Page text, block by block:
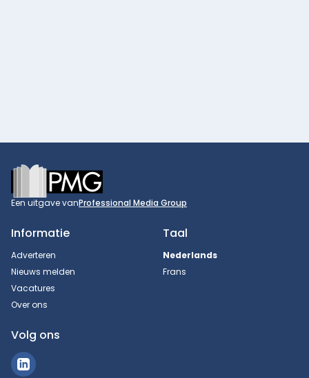
Footer
Een uitgave vanProfessional Media Group
Informatie
Adverteren
Nieuws melden
Vacatures
Over ons
Taal
Nederlands
Frans
Volg ons